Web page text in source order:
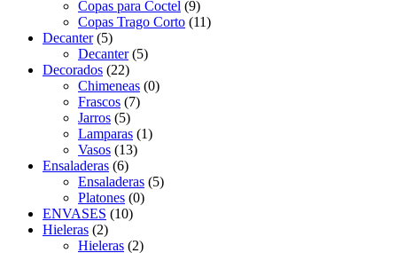
Copas para Coctel (9)
Copas Trago Corto (11)
Decanter (5)
Decanter (5)
Decorados (22)
Chimeneas (0)
Frascos (7)
Jarros (5)
Lamparas (1)
Vasos (13)
Ensaladeras (6)
Ensaladeras (5)
Platones (0)
ENVASES (10)
Hieleras (2)
Hieleras (2)